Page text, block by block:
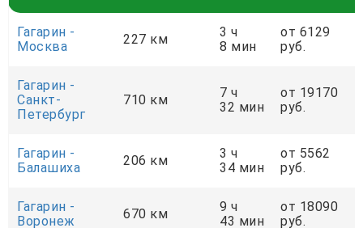
Гагарин -
Москва
227 км
3 ч
8 мин
от 6129
руб.
Гагарин -
Санкт-
Петербург
710 км
7 ч
32 мин
от 19170
руб.
Гагарин -
Балашиха
206 км
3 ч
34 мин
от 5562
руб.
Гагарин -
Воронеж
670 км
9 ч
43 мин
от 18090
руб.